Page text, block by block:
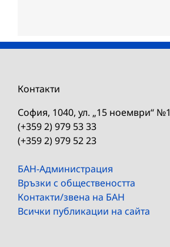
Контакти
София, 1040, ул. „15 ноември“ №1
(+359 2) 979 53 33
(+359 2) 979 52 23
БАН-Администрация
Връзки с обществеността
Контакти/звена на БАН
Всички публикации на сайта